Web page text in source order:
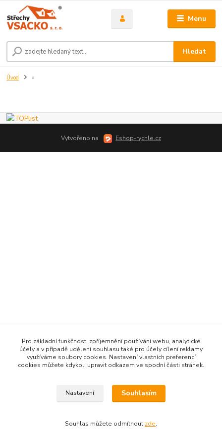
Menu
Hledat
Úvod »
Vytvořeno na Eshop-rychle.cz
Pro základní funkčnost, zpříjemnění používání webu, analytické
účely a v případě udělení souhlasu také pro účely cílení reklamy
využíváme soubory cookies. Nastavení vlastních preferencí
cookies můžete kdykoli upravit odkazem ve spodní části stránek.
Nastavení Souhlasím
Souhlas můžete odmítnout zde.